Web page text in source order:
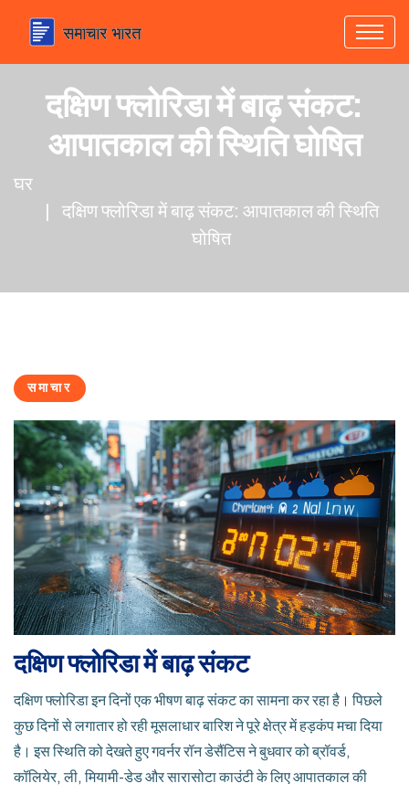
दक्षिण फ्लोरिडा में बाढ़ संकट:
आपातकाल की स्थिति घोषित
घर
दक्षिण फ्लोरिडा में बाढ़ संकट: आपातकाल की स्थिति
घोषित
समाचार
दक्षिण फ्लोरिडा में बाढ़ संकट
दक्षिण फ्लोरिडा इन दिनों एक भीषण बाढ़ संकट का सामना कर रहा है। पिछले
कुछ दिनों से लगातार हो रही मूसलाधार बारिश ने पूरे क्षेत्र में हड़कंप मचा दिया
है। इस स्थिति को देखते हुए गवर्नर रॉन डेसैंटिस ने बुधवार को ब्रॉवर्ड,
कॉलियेर, ली, मियामी-डेड और सारासोटा काउंटी के लिए आपातकाल की